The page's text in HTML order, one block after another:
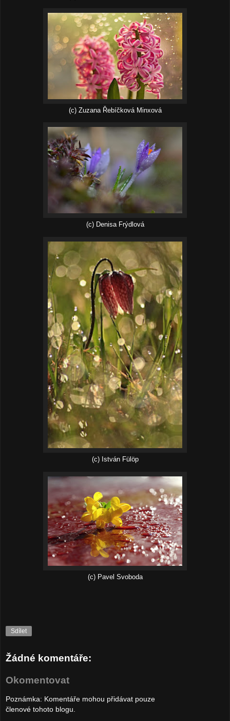
(c) Zuzana Řebíčková Minxová
(c) Denisa Frýdlová‎
(c) István Fülöp‎
(c) Pavel Svoboda‎
Sdílet
Žádné komentáře:
Okomentovat
Poznámka: Komentáře mohou přidávat pouze
členové tohoto blogu.